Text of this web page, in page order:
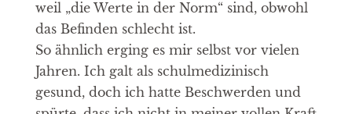
weil „die Werte in der Norm“ sind, obwohl
das Befinden schlecht ist.
So ähnlich erging es mir selbst vor vielen
Jahren. Ich galt als schulmedizinisch
gesund, doch ich hatte Beschwerden und